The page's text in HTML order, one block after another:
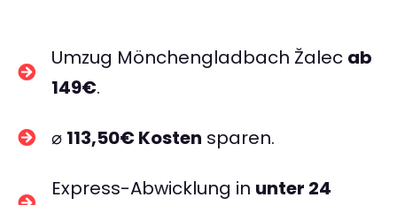
Umzug Mönchengladbach Žalec ab
149€.
⌀ 113,50€ Kosten sparen.
Express-Abwicklung in unter 24